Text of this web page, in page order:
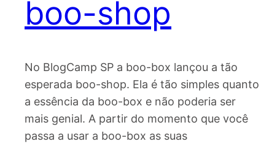
boo-shop
No BlogCamp SP a boo-box lançou a tão
esperada boo-shop. Ela é tão simples quanto
a essência da boo-box e não poderia ser
mais genial. A partir do momento que você
passa a usar a boo-box as suas